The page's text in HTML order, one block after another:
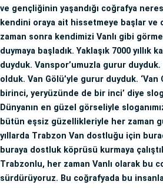
ve gençliğinin yaşandığı coğrafya
kendini oraya ait hissetmeye başlar ve
zaman sonra kendimizi Vanlı gibi
duymaya başladık. Yaklaşık 7000 yıllık
duyduk. Vanspor’umuzla gurur
olduk. Van Gölü’yle gurur duyduk.
birinci, yeryüzünde de bir inci’ diye
Dünyanın en güzel görseliyle
bütün eşsiz güzellikleriyle her zaman
yıllarda Trabzon Van dostluğu için
buraya dostluk köprüsü kurmaya
Trabzonlu, her zaman Vanlı olarak bu
sürdürüyoruz. Bu coğrafyada bu